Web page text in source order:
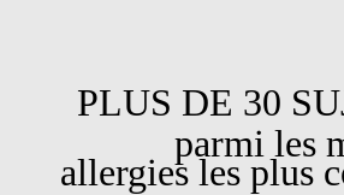
PLUS DE 30
parmi les
allergies les plus